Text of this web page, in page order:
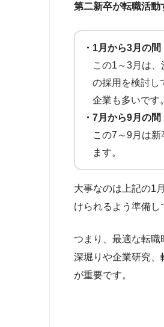
第二新卒が転職活動
・1月から3月の間
この1～3月は
の採用を検討し
企業も多いです。
・7月から9月の間
この7～9月は
ます。
大事なのは上記の1
けられるよう準備し
つまり、最適な転
深堀りや企業研究、
が重要です。